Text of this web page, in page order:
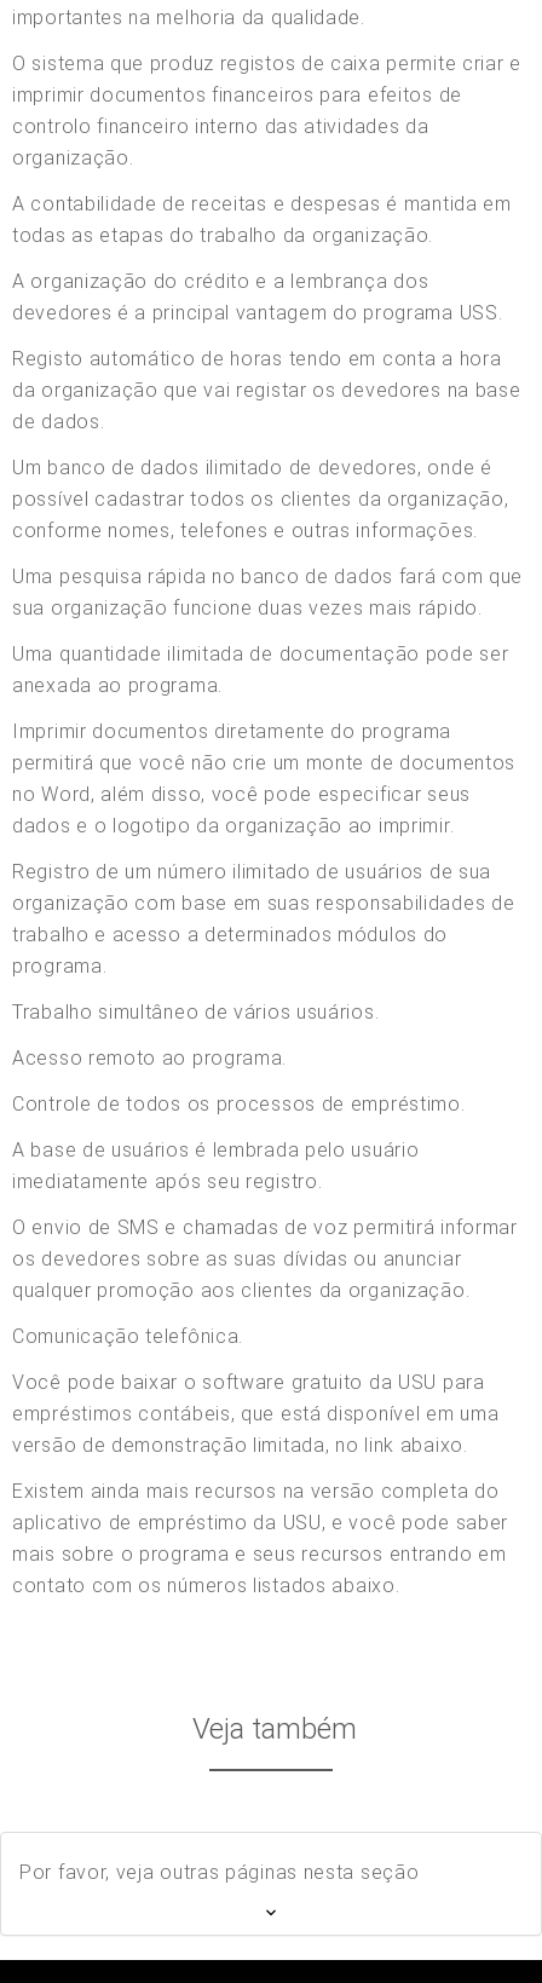
importantes na melhoria da qualidade.
O sistema que produz registos de caixa permite criar e
imprimir documentos financeiros para efeitos de
controlo financeiro interno das atividades da
organização.
A contabilidade de receitas e despesas é mantida em
todas as etapas do trabalho da organização.
A organização do crédito e a lembrança dos
devedores é a principal vantagem do programa USS.
Registo automático de horas tendo em conta a hora
da organização que vai registar os devedores na base
de dados.
Um banco de dados ilimitado de devedores, onde é
possível cadastrar todos os clientes da organização,
conforme nomes, telefones e outras informações.
Uma pesquisa rápida no banco de dados fará com que
sua organização funcione duas vezes mais rápido.
Uma quantidade ilimitada de documentação pode ser
anexada ao programa.
Imprimir documentos diretamente do programa
permitirá que você não crie um monte de documentos
no Word, além disso, você pode especificar seus
dados e o logotipo da organização ao imprimir.
Registro de um número ilimitado de usuários de sua
organização com base em suas responsabilidades de
trabalho e acesso a determinados módulos do
programa.
Trabalho simultâneo de vários usuários.
Acesso remoto ao programa.
Controle de todos os processos de empréstimo.
A base de usuários é lembrada pelo usuário
imediatamente após seu registro.
O envio de SMS e chamadas de voz permitirá informar
os devedores sobre as suas dívidas ou anunciar
qualquer promoção aos clientes da organização.
Comunicação telefônica.
Você pode baixar o software gratuito da USU para
empréstimos contábeis, que está disponível em uma
versão de demonstração limitada, no link abaixo.
Existem ainda mais recursos na versão completa do
aplicativo de empréstimo da USU, e você pode saber
mais sobre o programa e seus recursos entrando em
contato com os números listados abaixo.
Veja também
Por favor, veja outras páginas nesta seção